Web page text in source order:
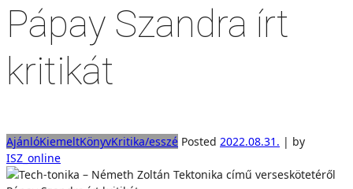
Pápay Szandra írt
kritikát
AjánlóKiemeltKönyvKritika/esszé Posted 2022.08.31. | by
ISZ_online